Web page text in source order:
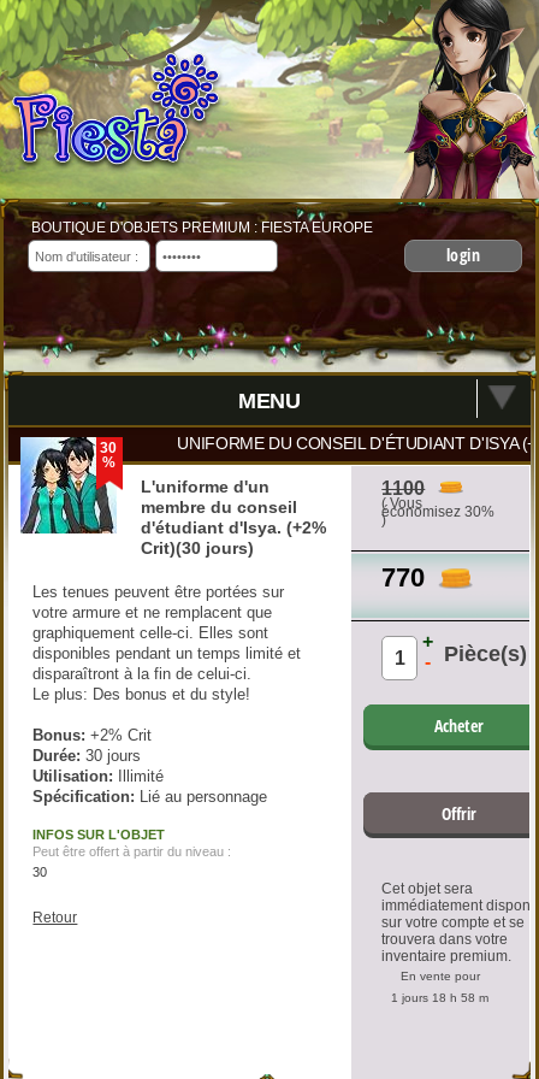
BOUTIQUE D'OBJETS PREMIUM : FIESTA EUROPE
login
MENU
UNIFORME DU CONSEIL D'ÉTUDIANT D'ISYA
1100
( Vous
économisez 30%
)
770
Pièce(s)
+
-
Acheter
Offrir
Cet objet sera
immédiatement
sur votre compte et se
trouvera dans votre
inventaire premium.
En vente pour
1 jours 18 h 58 m
30
%
L'uniforme d'un
membre du conseil
d'étudiant d'Isya. (+2%
Crit)(30 jours)
Les tenues peuvent être portées sur
votre armure et ne remplacent que
graphiquement celle-ci. Elles sont
disponibles pendant un temps limité et
disparaîtront à la fin de celui-ci.
Le plus: Des bonus et du style!
Bonus: +2% Crit
Durée: 30 jours
Utilisation: Illimité
Spécification: Lié au personnage
INFOS SUR L'OBJET
Peut être offert à partir du niveau :
30
Retour